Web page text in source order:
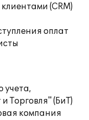
(CRM)
оплат
учета,
Торговля" (БиТ)
компания